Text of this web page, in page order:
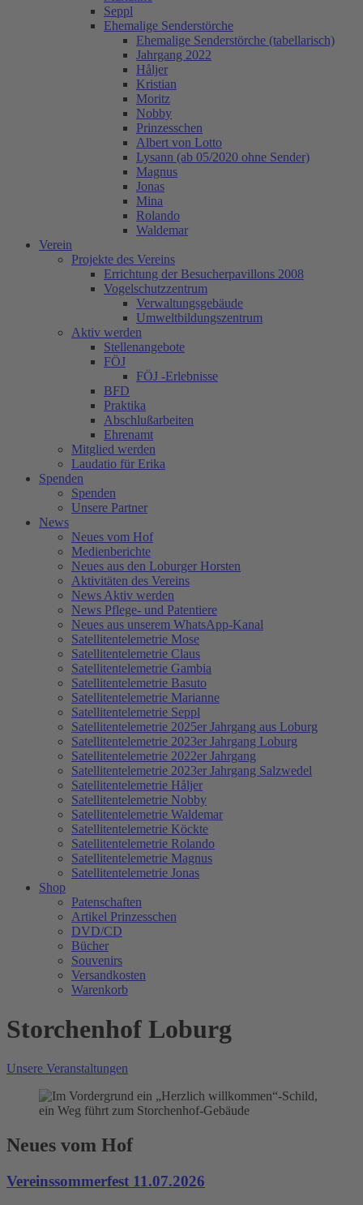
Seppl
Ehemalige Senderstörche
Ehemalige Senderstörche (tabellarisch)
Jahrgang 2022
Håljer
Kristian
Moritz
Nobby
Prinzesschen
Albert von Lotto
Lysann (ab 05/2020 ohne Sender)
Magnus
Jonas
Mina
Rolando
Waldemar
Verein
Projekte des Vereins
Errichtung der Besucherpavillons 2008
Vogelschutzzentrum
Verwaltungsgebäude
Umweltbildungszentrum
Aktiv werden
Stellenangebote
FÖJ
FÖJ -Erlebnisse
BFD
Praktika
Abschlußarbeiten
Ehrenamt
Mitglied werden
Laudatio für Erika
Spenden
Spenden
Unsere Partner
News
Neues vom Hof
Medienberichte
Neues aus den Loburger Horsten
Aktivitäten des Vereins
News Aktiv werden
News Pflege- und Patentiere
Neues aus unserem WhatsApp-Kanal
Satellitentelemetrie Mose
Satellitentelemetrie Claus
Satellitentelemetrie Gambia
Satellitentelemetrie Basuto
Satellitentelemetrie Marianne
Satellitentelemetrie Seppl
Satellitentelemetrie 2025er Jahrgang aus Loburg
Satellitentelemetrie 2023er Jahrgang Loburg
Satellitentelemetrie 2022er Jahrgang
Satellitentelemetrie 2023er Jahrgang Salzwedel
Satellitentelemetrie Håljer
Satellitentelemetrie Nobby
Satellitentelemetrie Waldemar
Satellitentelemetrie Köckte
Satellitentelemetrie Rolando
Satellitentelemetrie Magnus
Satellitentelemetrie Jonas
Shop
Patenschaften
Artikel Prinzesschen
DVD/CD
Bücher
Souvenirs
Versandkosten
Warenkorb
Storchenhof Loburg
Unsere Veranstaltungen
Neues vom Hof
Vereinssommerfest 11.07.2026